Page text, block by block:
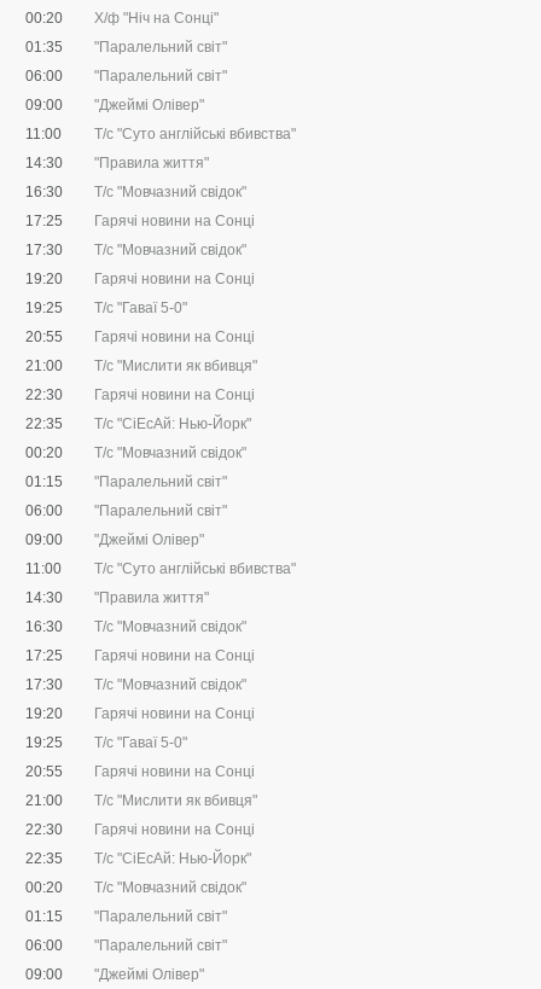
00:20
Х/ф "Ніч на Сонці"
01:35
"Паралельний світ"
06:00
"Паралельний світ"
09:00
"Джеймі Олівер"
11:00
Т/с "Суто англійські вбивства"
14:30
"Правила життя"
16:30
Т/с "Мовчазний свідок"
17:25
Гарячі новини на Сонці
17:30
Т/с "Мовчазний свідок"
19:20
Гарячі новини на Сонці
19:25
Т/с "Гаваї 5-0"
20:55
Гарячі новини на Сонці
21:00
Т/с "Мислити як вбивця"
22:30
Гарячі новини на Сонці
22:35
Т/с "CіЕсАй: Нью-Йорк"
00:20
Т/с "Мовчазний свідок"
01:15
"Паралельний світ"
06:00
"Паралельний світ"
09:00
"Джеймі Олівер"
11:00
Т/с "Суто англійські вбивства"
14:30
"Правила життя"
16:30
Т/с "Мовчазний свідок"
17:25
Гарячі новини на Сонці
17:30
Т/с "Мовчазний свідок"
19:20
Гарячі новини на Сонці
19:25
Т/с "Гаваї 5-0"
20:55
Гарячі новини на Сонці
21:00
Т/с "Мислити як вбивця"
22:30
Гарячі новини на Сонці
22:35
Т/с "CіЕсАй: Нью-Йорк"
00:20
Т/с "Мовчазний свідок"
01:15
"Паралельний світ"
06:00
"Паралельний світ"
09:00
"Джеймі Олівер"